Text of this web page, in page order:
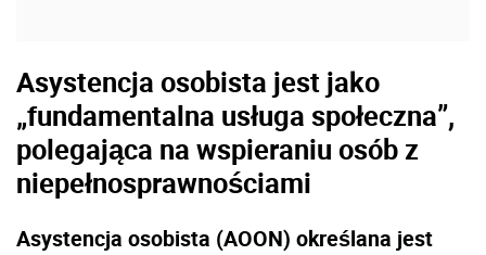
Asystencja osobista jest jako
„fundamentalna usługa społeczna”,
polegająca na wspieraniu osób z
niepełnosprawnościami
Asystencja osobista (AOON) określana jest